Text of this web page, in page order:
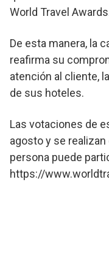
World Travel
De esta manera, la
reafirma su
atención al cliente,
de sus hoteles.
Las votaciones de
agosto y se
persona puede
https://